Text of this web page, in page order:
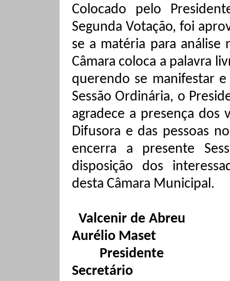
Colocado pelo
Segunda Votação, foi
se a matéria para análise
Câmara coloca a palavra
querendo se manifestar
Sessão Ordinária, o
agradece a presença dos
Difusora e das pessoas
encerra a presente
disposição dos
desta Câmara Municipal.
Valcenir de Abreu
Aurélio Maset
Presidente
Secretário